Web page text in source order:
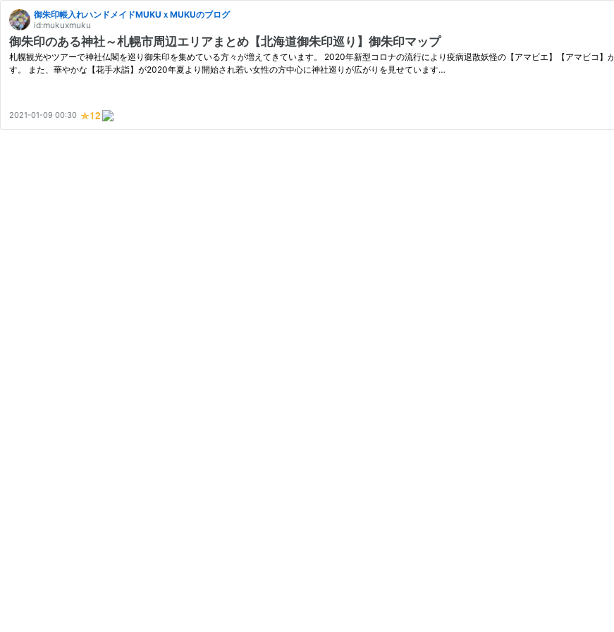
御朱印帳入れハンドメイドMUKUｘMUKUのブログ
id:mukuxmuku
御朱印のある神社～札幌市周辺エリアまとめ【北海道御朱印巡り】御朱印マップ
札幌観光やツアーで神社仏閣を巡り御朱印を集めている方々が増えてきています。 2020年新型コロナの流行により疫病退散妖怪の【アマビエ】【アマビコ】
す。 また、華やかな【花手水詣】が2020年夏より開始され若い女性の方中心に神社巡りが広がりを見せています…
2021-01-09 00:30